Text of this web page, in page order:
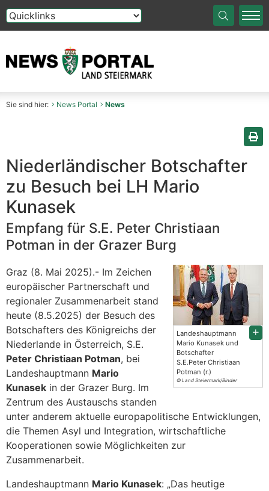
Die Auswahl einer Option im Select-Element führt auf
Sie sind hier: News Portal News
Niederländischer Botschafter
zu Besuch bei LH Mario
Kunasek
Empfang für S.E. Peter Christiaan
Potman in der Grazer Burg
Landeshauptmann
Mario Kunasek und
Botschafter
S.E.Peter Christiaan
Potman (r.)
© Land Steiermark/Binder
Graz (8. Mai 2025).- Im Zeichen
europäischer Partnerschaft und
regionaler Zusammenarbeit stand
heute (8.5.2025) der Besuch des
Botschafters des Königreichs der
Niederlande in Österreich, S.E.
Peter Christiaan Potman, bei
Landeshauptmann Mario
Kunasek in der Grazer Burg. Im
Zentrum des Austauschs standen
unter anderem aktuelle europapolitische Entwicklungen,
die Themen Asyl und Integration, wirtschaftliche
Kooperationen sowie Möglichkeiten zur
Zusammenarbeit.
Landeshauptmann Mario Kunasek: „Das heutige